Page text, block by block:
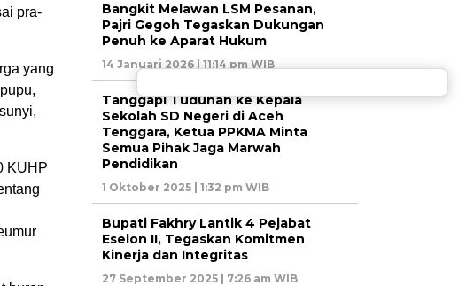
pra-
yang
KUHP
Bangkit Melawan LSM Pesanan,
Pajri Gegoh Tegaskan Dukungan
Penuh ke Aparat Hukum
14 Januari 2026 | 11:14 pm WIB
Tanggapi Tuduhan ke Kepala
Sekolah SD Negeri di Aceh
Tenggara, Ketua PPKMA Minta
Semua Pihak Jaga Marwah
Pendidikan
1 Oktober 2025 | 1:32 pm WIB
Bupati Fakhry Lantik 4 Pejabat
Eselon II, Tegaskan Komitmen
Kinerja dan Integritas
27 September 2025 | 7:26 am WIB